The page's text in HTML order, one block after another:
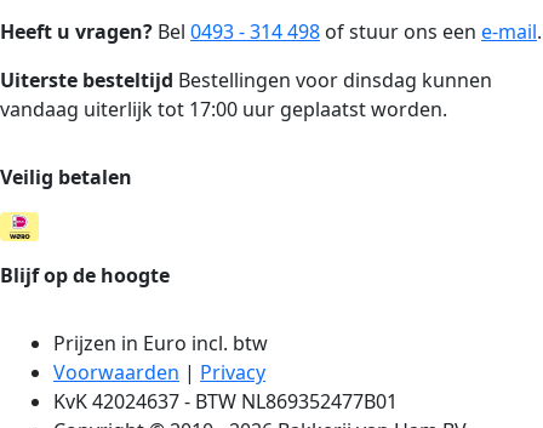
Heeft u vragen? Bel 0493 - 314 498 of stuur ons een e-mail.
Uiterste besteltijd Bestellingen voor dinsdag kunnen
vandaag uiterlijk tot 17:00 uur geplaatst worden.
Veilig betalen
Blijf op de hoogte
Prijzen in Euro incl. btw
Voorwaarden | Privacy
KvK 42024637 - BTW NL869352477B01